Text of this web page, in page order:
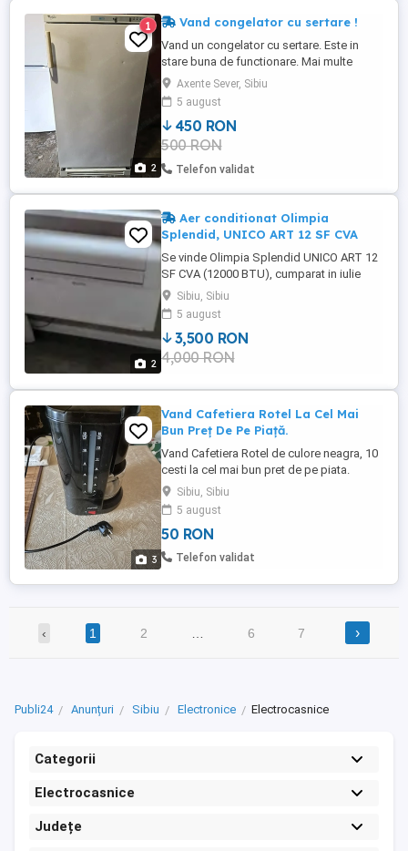
2
1 Vand congelator cu sertare !
Vand un congelator cu sertare. Este in
stare buna de functionare. Mai multe
detalii la telefon. Pretul e de 450 lei !
Axente Sever, Sibiu
5 august
450 RON
500 RON
Telefon validat
2
Aer conditionat Olimpia
Splendid, UNICO ART 12 SF CVA
Se vinde Olimpia Splendid UNICO ART 12
SF CVA (12000 BTU), cumparat in iulie
2024. Functioneaza si estetic 10 10, iar
motivul vanzarii este insuficienta puterii in
zona unde este amplasat si necesita o
unitate mai puternica. Este utilizat, se
distribuie cu foaia de montaj,
Sibiu, Sibiu
5 august
3,500 RON
4,000 RON
3
Vand Cafetiera Rotel La Cel Mai
Bun Preț De Pe Piață.
Vand Cafetiera Rotel de culore neagra, 10
cesti la cel mai bun pret de pe piata.
Sibiu, Sibiu
5 august
50 RON
Telefon validat
‹ 1 2 6 7 ›
Publi24 Anunțuri Sibiu Electronice Electrocasnice
Categorii
Electrocasnice
Județe